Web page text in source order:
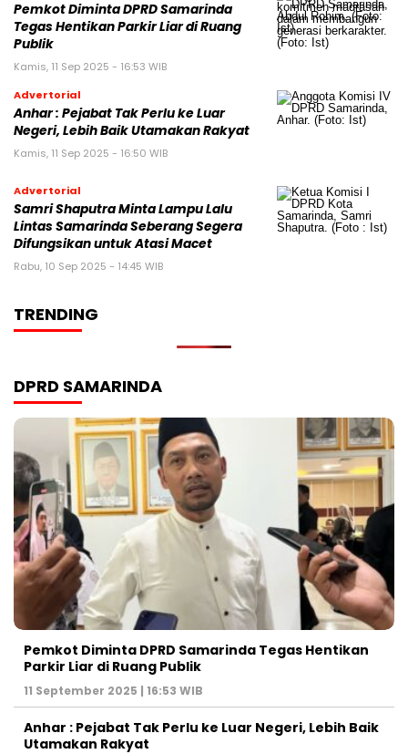
Pemkot Diminta DPRD Samarinda
Tegas Hentikan Parkir Liar di Ruang
Publik
Kamis, 11 Sep 2025 - 16:53 WIB
Advertorial
Anhar : Pejabat Tak Perlu ke Luar
Negeri, Lebih Baik Utamakan Rakyat
Kamis, 11 Sep 2025 - 16:50 WIB
Advertorial
Samri Shaputra Minta Lampu Lalu
Lintas Samarinda Seberang Segera
Difungsikan untuk Atasi Macet
Rabu, 10 Sep 2025 - 14:45 WIB
TRENDING
DPRD SAMARINDA
Pemkot Diminta DPRD Samarinda Tegas Hentikan
Parkir Liar di Ruang Publik
11 September 2025 | 16:53 WIB
Anhar : Pejabat Tak Perlu ke Luar Negeri, Lebih Baik
Utamakan Rakyat